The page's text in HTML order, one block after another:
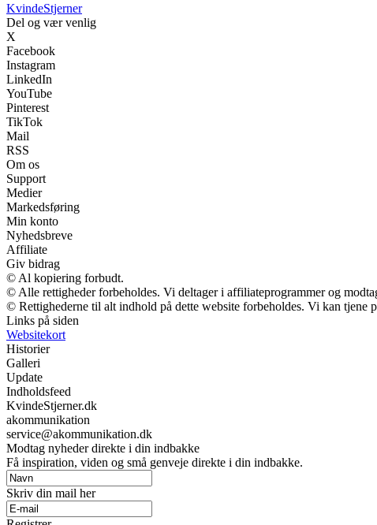
KvindeStjerner
Del og vær venlig
X
Facebook
Instagram
LinkedIn
YouTube
Pinterest
TikTok
Mail
RSS
Om os
Support
Medier
Markedsføring
Min konto
Nyhedsbreve
Affiliate
Giv bidrag
© Al kopiering forbudt.
© Alle rettigheder forbeholdes. Vi deltager i affiliateprogrammer og
© Rettighederne til alt indhold på dette website forbeholdes. Vi kan tjene
Links på siden
Websitekort
Historier
Galleri
Update
Indholdsfeed
KvindeStjerner.dk
akommunikation
service@akommunikation.dk
Modtag nyheder direkte i din indbakke
Få inspiration, viden og små genveje direkte i din indbakke.
Skriv din mail her